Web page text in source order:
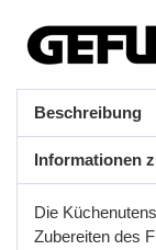
Beschreibung
Informationen
Die
Zubereiten des